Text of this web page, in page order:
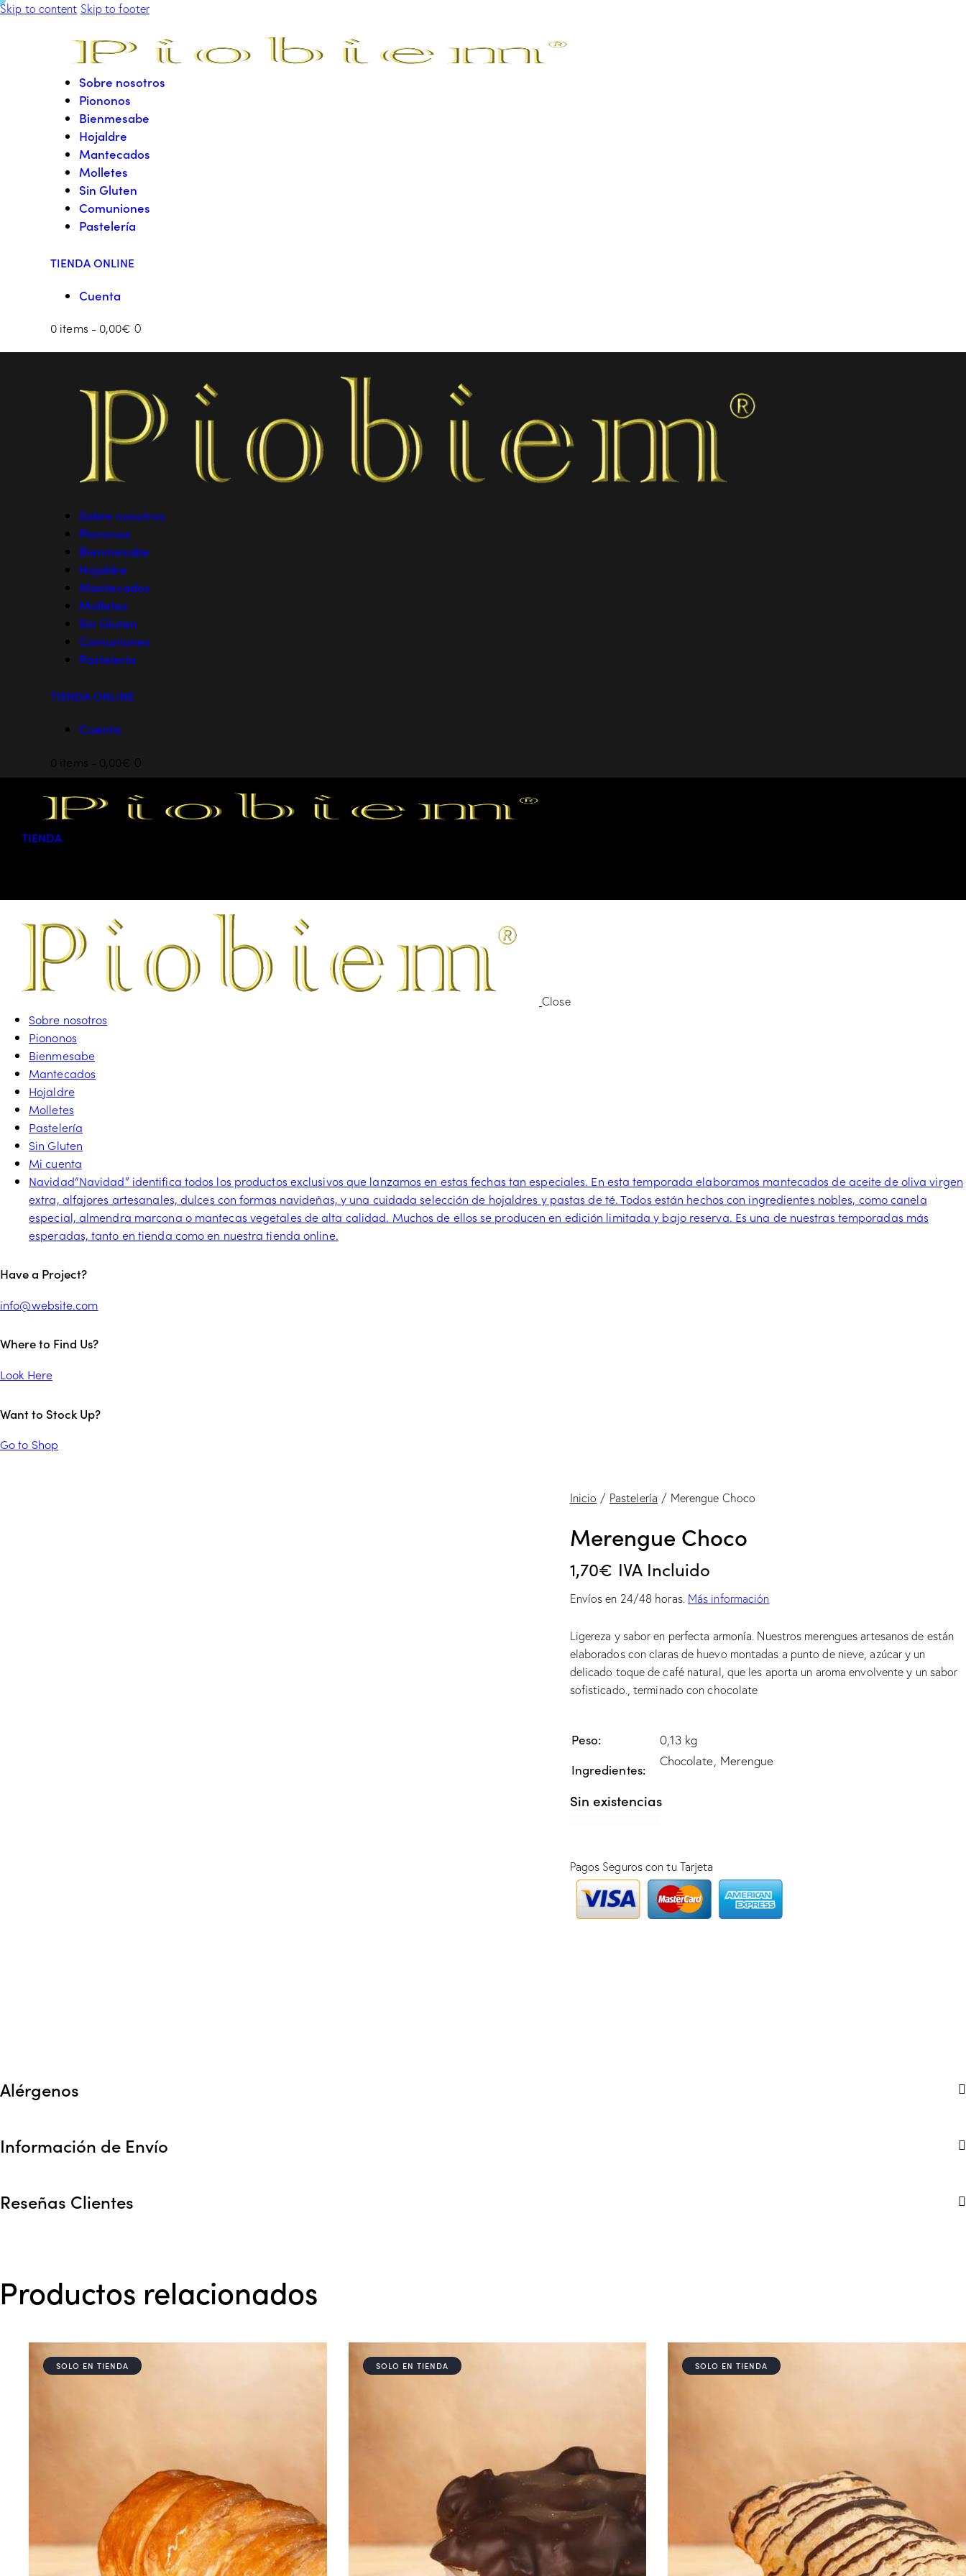
Skip to content Skip to footer
Sobre nosotros
Piononos
Bienmesabe
Hojaldre
Mantecados
Molletes
Sin Gluten
Comuniones
Pastelería
TIENDA ONLINE
Cuenta
0 items - 0,00€ 0
Sobre nosotros
Piononos
Bienmesabe
Hojaldre
Mantecados
Molletes
Sin Gluten
Comuniones
Pastelería
TIENDA ONLINE
Cuenta
0 items - 0,00€
TIENDA
Close
Sobre nosotros
Piononos
Bienmesabe
Mantecados
Hojaldre
Molletes
Pastelería
Sin Gluten
Mi cuenta
Navidad“Navidad” identifica todos los productos exclusivos que lanzamos en estas fechas tan especiales. En esta temporada elaboramos mantecados de aceite de oliva virgen
extra, alfajores artesanales, dulces con formas navideñas, y una cuidada selección de hojaldres y pastas de té. Todos están hechos con ingredientes nobles, como canela
especial, almendra marcona o mantecas vegetales de alta calidad. Muchos de ellos se producen en edición limitada y bajo reserva. Es una de nuestras temporadas más
esperadas, tanto en tienda como en nuestra tienda online.
facebook-
twitter-
instagram
tik-
Have a Project?
info@website.com
Where to Find Us?
Look Here
Want to Stock Up?
Go to Shop
Inicio Pastelería Merengue Choco
Merengue Choco
1,70€ IVA Incluido
Envíos en 24/48 horas. Más información
Ligereza y sabor en perfecta armonía. Nuestros merengues artesanos de están
elaborados con claras de huevo montadas a punto de nieve, azúcar y un
delicado toque de café natural, que les aporta un aroma envolvente y un sabor
sofisticado., terminado con chocolate
Peso 0,13 kg
Ingredientes
Chocolate, Merengue
Sin existencias
Pagos Seguros con tu Tarjeta
Alérgenos
Información de Envío
Reseñas Clientes
Productos relacionados
SOLO EN TIENDA SOLO EN TIENDA SOLO EN TIENDA